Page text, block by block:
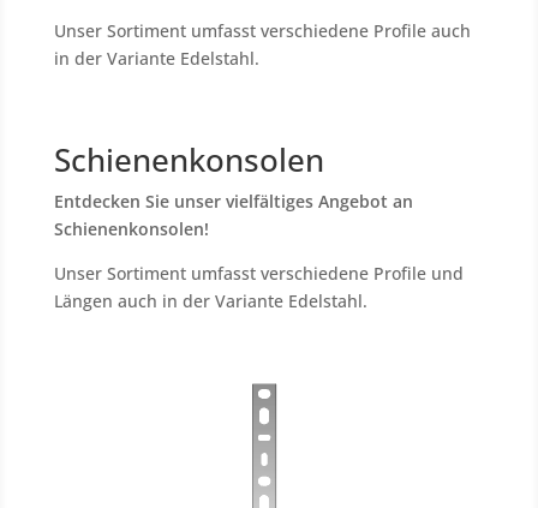
Unser Sortiment umfasst verschiedene Profile auch
in der Variante Edelstahl.
Schienenkonsolen
Entdecken Sie unser vielfältiges Angebot an
Schienenkonsolen!
Unser Sortiment umfasst verschiedene Profile und
Längen auch in der Variante Edelstahl.